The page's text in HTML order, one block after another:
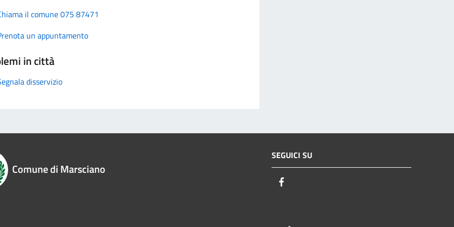
il comune 075 87471
un appuntamento
in città
disservizio
Comune di Marsciano
SEGUICI SU